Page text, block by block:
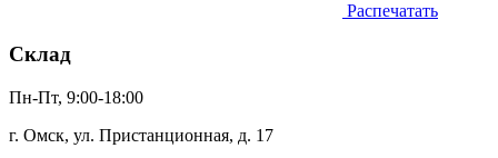
Распечатать
Склад
Пн-Пт, 9:00-18:00
г. Омск, ул. Пристанционная, д. 17